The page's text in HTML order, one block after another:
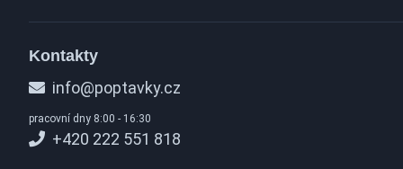
Kontakty
info@poptavky.cz
pracovní dny 8:00 - 16:30
+420 222 551 818